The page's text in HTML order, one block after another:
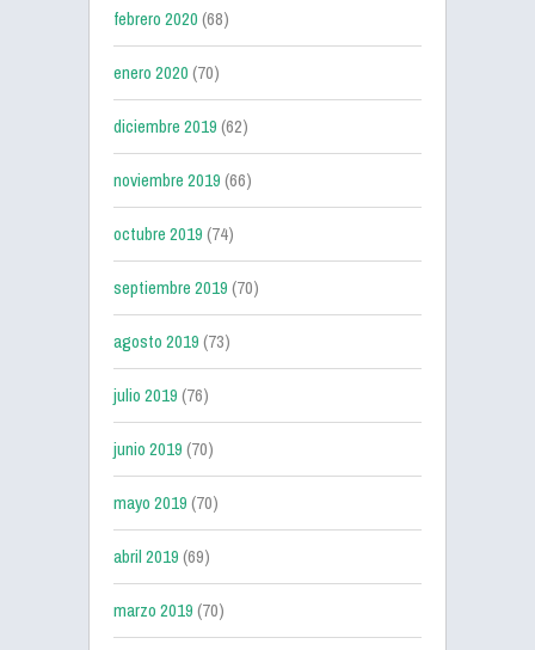
febrero 2020(68)
enero 2020(70)
diciembre 2019(62)
noviembre 2019(66)
octubre 2019(74)
septiembre 2019(70)
agosto 2019(73)
julio 2019(76)
junio 2019(70)
mayo 2019(70)
abril 2019(69)
marzo 2019(70)